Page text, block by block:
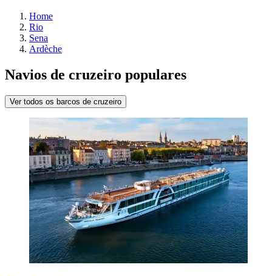
Home
Rio
Sena
Ardèche
Navios de cruzeiro populares
Ver todos os barcos de cruzeiro